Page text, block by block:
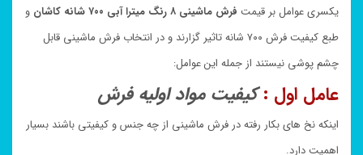
یکسری عوامل بر قیمت فرش ماشینی ۸ رنگ میترا آبی ۷۰۰ شانه کاشان
و
طبع کیفیت فرش ۷۰۰ شانه تاثیر گزارند و در انتخاب فرش ماشینی قابل
چشم پوشی نیستند از جمله این عوامل:
عامل اول : کیفیت مواد اولیه فرش
اینکه نخ های بکار رفته در فرش ماشینی از چه جنس و کیفیتی باشند بسیار
اهمیت دارد.